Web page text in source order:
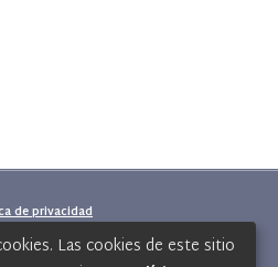
de privacidad
Las cookies de este sitio